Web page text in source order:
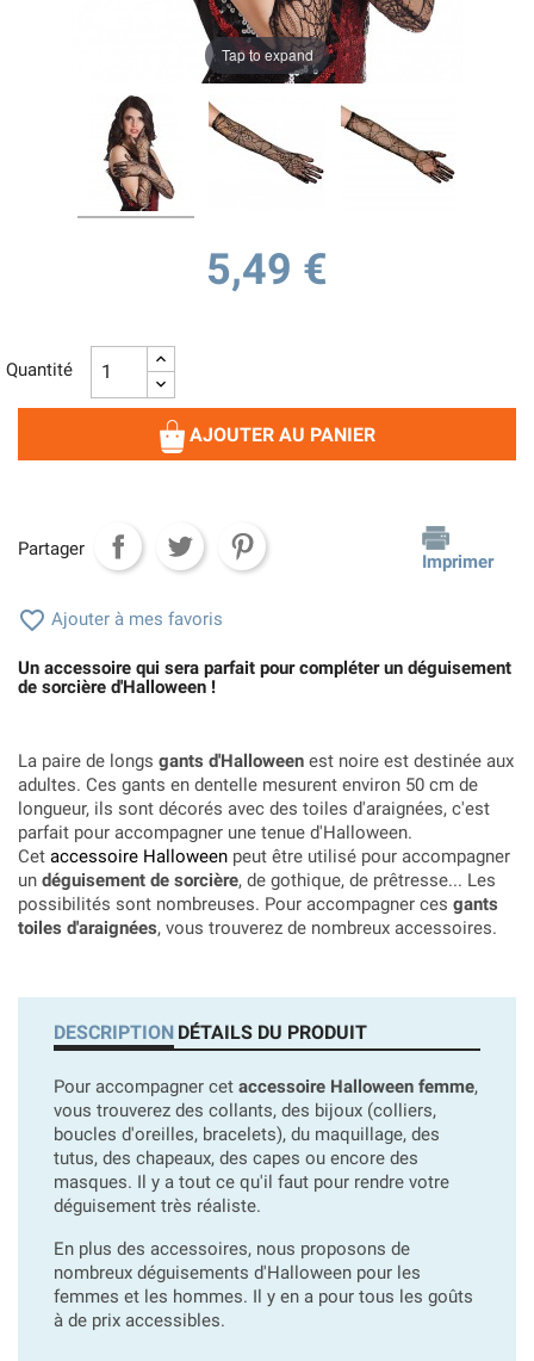
Tap to expand
5,49 €
Quantité
AJOUTER AU PANIER
Partager
Imprimer
 Ajouter à mes favoris
Un accessoire qui sera parfait pour compléter un déguisement
de sorcière d'Halloween !
La paire de longs gants d'Halloween est noire est destinée aux
adultes. Ces gants en dentelle mesurent environ 50 cm de
longueur, ils sont décorés avec des toiles d'araignées, c'est
parfait pour accompagner une tenue d'Halloween.
Cet accessoire Halloween peut être utilisé pour accompagner
un déguisement de sorcière, de gothique, de prêtresse... Les
possibilités sont nombreuses. Pour accompagner ces gants
toiles d'araignées, vous trouverez de nombreux accessoires.
DESCRIPTION DÉTAILS DU PRODUIT
Pour accompagner cet accessoire Halloween femme,
vous trouverez des collants, des bijoux (colliers,
boucles d'oreilles, bracelets), du maquillage, des
tutus, des chapeaux, des capes ou encore des
masques. Il y a tout ce qu'il faut pour rendre votre
déguisement très réaliste.
En plus des accessoires, nous proposons de
nombreux déguisements d'Halloween pour les
femmes et les hommes. Il y en a pour tous les goûts
à de prix accessibles.